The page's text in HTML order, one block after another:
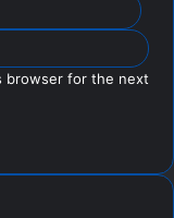
browser for the next